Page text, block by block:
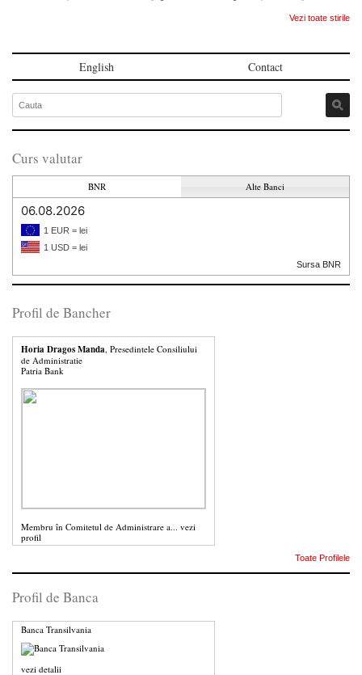
Vezi toate stirile
English Contact
Curs valutar
BNR Alte Banci
06.08.2026
1 EUR = lei
1 USD = lei
Sursa BNR
Profil de Bancher
Horia Dragos Manda , Presedintele Consiliului
de Administratie
Patria Bank
Membru în Comitetul de Administrare a... vezi
profil
Toate Profilele
Profil de Banca
Banca Transilvania
vezi detalii